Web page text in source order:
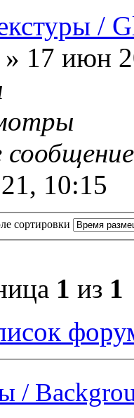
/
» 17 июн
сообщение
10:15
сортировки
1 из 1
/